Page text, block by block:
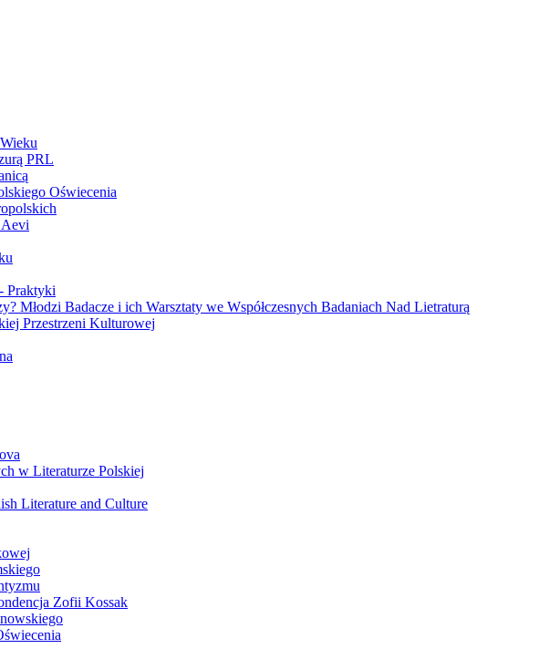
PRL
Oświecenia
Praktyki
Młodzi Badacze i ich Warsztaty we Współczesnych Badaniach Nad Lietraturą
Przestrzeni Kulturowej
w Literaturze Polskiej
Literature and Culture
Zofii Kossak